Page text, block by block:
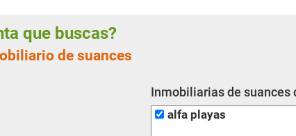
que buscas?
de suances
Inmobiliarias de suances
alfa playas